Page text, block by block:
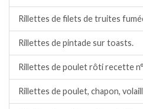
Rillettes de filets de truites
Rillettes de pintade sur toasts.
Rillettes de poulet rôti recette
Rillettes de poulet, chapon,